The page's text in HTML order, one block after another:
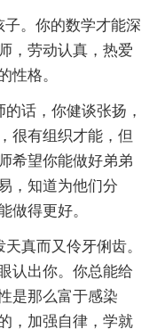
。你的数学才能深
，劳动认真，热爱
性格。
话，你健谈张扬，
很有组织才能，但
希望你能做好弟弟
，知道为他们分
做得更好。
真而又伶牙俐齿。
认出你。你总能给
是那么富于感染
，加强自律，学就